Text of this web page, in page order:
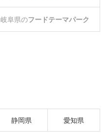
岐阜県のフードテーマパーク
静岡県 愛知県